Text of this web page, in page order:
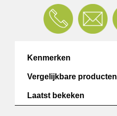
Kenmerken
Vergelijkbare producten
Laatst bekeken